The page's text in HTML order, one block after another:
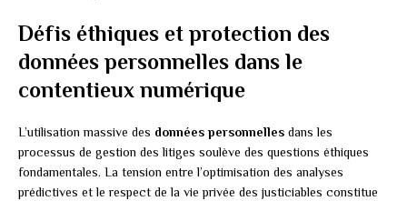
Défis éthiques et protection des
données personnelles dans le
contentieux numérique
L’utilisation massive des données personnelles dans les
processus de gestion des litiges soulève des questions éthiques
fondamentales. La tension entre l’optimisation des analyses
prédictives et le respect de la vie privée des justiciables constitue